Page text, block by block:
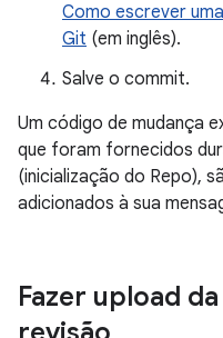
Como escrever
Git (em inglês).
Salve o commit.
Um código de mudança
que foram fornecidos
(inicialização do Repo),
adicionados à sua
Fazer upload